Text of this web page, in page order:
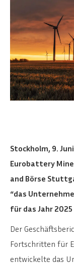
Stockholm, 9.
Eurobattery
and Börse
“das
für das Jahr
Der
Fortschritten für
entwickelte das